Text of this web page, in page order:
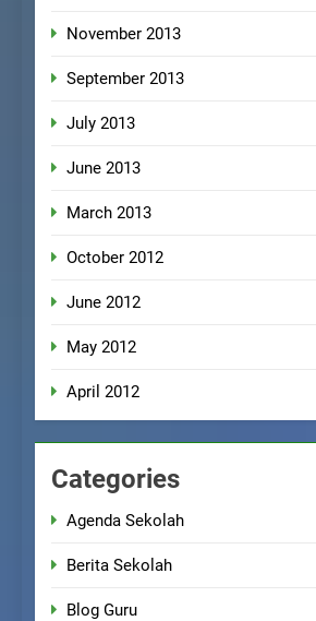
November 2013
September 2013
July 2013
June 2013
March 2013
October 2012
June 2012
May 2012
April 2012
Categories
Agenda Sekolah
Berita Sekolah
Blog Guru